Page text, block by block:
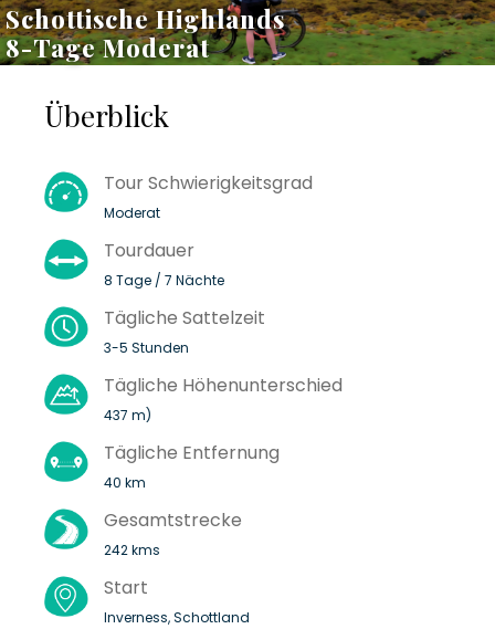
Schottische Highlands
8-Tage Moderat
Überblick
Tour Schwierigkeitsgrad
Moderat
Tourdauer
8 Tage / 7 Nächte
Tägliche Sattelzeit
3-5 Stunden
Tägliche Höhenunterschied
437 m)
Tägliche Entfernung
40 km
Gesamtstrecke
242 kms
Start
Inverness, Schottland